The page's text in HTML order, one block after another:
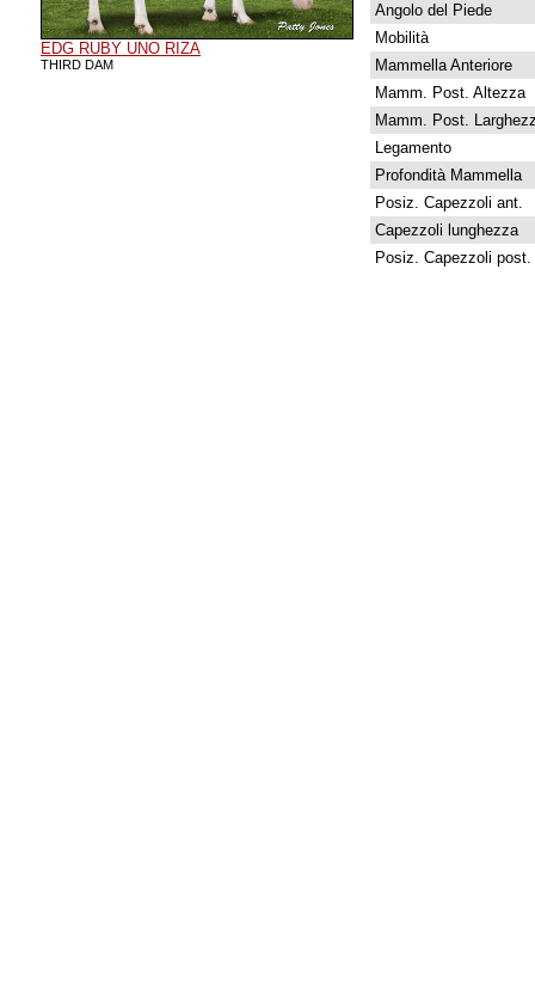
EDG RUBY UNO RIZA
THIRD DAM
Angolo del Piede
Mobilità
Mammella Anteriore
Mamm. Post. Altezza
Mamm. Post.
Legamento
Profondità Mammella
Posiz. Capezzoli ant.
Capezzoli lunghezza
Posiz. Capezzoli post.